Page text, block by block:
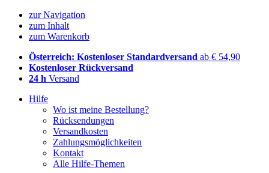
zur Navigation
zum Inhalt
zum Warenkorb
Österreich: Kostenloser Standardversand ab € 54,90
Kostenloser Rückversand
24 h Versand
Hilfe
Wo ist meine Bestellung?
Rücksendungen
Versandkosten
Zahlungsmöglichkeiten
Kontakt
Alle Hilfe-Themen